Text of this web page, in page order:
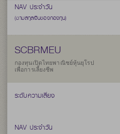
NAV ประจำวัน
(ตามสกุลเงินของกองทุน)
SCBRMEU
กองทุนเปิดไทยพาณิชย์หุ้นยุโรป
เพื่อการเลี้ยงชีพ
ระดับความเสี่ยง
NAV ประจำวัน